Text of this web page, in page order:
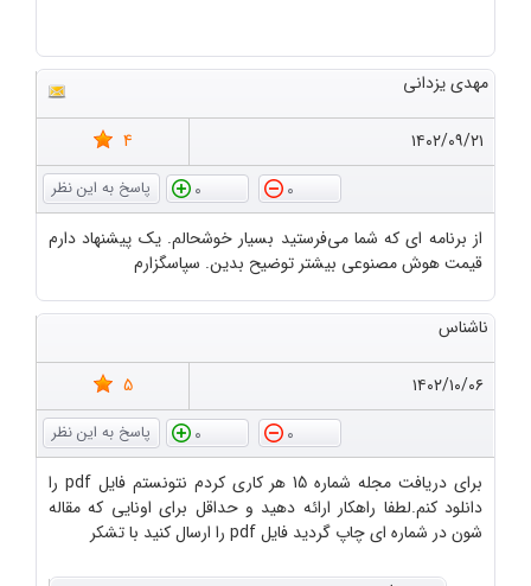
مهدی یزدانی
۱۴۰۲/۰۹/۲۱
4
0
0
از برنامه ای که شما می‌فرستید بسیار خوشحالم. یک پیشنهاد دارم
قیمت هوش مصنوعی بیشتر توضیح بدین. سپاسگزارم
ناشناس
۱۴۰۲/۱۰/۰۶
5
0
0
برای دریافت مجله شماره 15 هر کاری کردم نتونستم فایل pdf را
دانلود کنم.لطفا راهکار ارائه دهید و حداقل برای اونایی که مقاله
شون در شماره ای چاپ گردید فایل pdf را ارسال کنید با تشکر